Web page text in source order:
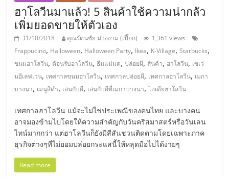
แฟ
รน
ไชส์
พร้อม
ทำเล
สำหรับ
ฮาโลวีนมาแล้ว! 5 สินค้าใช้ความน่ากลัว
เพิ่มยอดขายให้ตัวเอง
31/10/2018 คุณรัตนชัย ม่วงงาม (เปี๊ยก)
1,361 views
Frappucino, Halloween, Halloween Party, Ikea, K-Village,Starbucks,
ขนมฮาโลวีน, ต้อนรับฮาโลวีน,ธีมแม่มด,ปล่อยผี,สินค้า, ฮาโลวีน, เซเว่
นอีเลฟเว่น, เทศกาลขนมฮาโลวีน, เทศกาลปล่อยผี, เทศกาลฮาโลวีน, เมกา
บางนา, เมนูสีดำ, เล่นกับผี, เล่นกับผีที่เมกาบางนา,ไอเดียฮาโลวีน
เทศกาลฮาโลวีน แม้จะไม่ใช่ประเพณีของคนไทย และบางคน
อาจมองข้ามไปโดยให้ความสำคัญกับวันคริสมาสตร์หรือวันเลน
ไทน์มากกว่า แต่ฮาโลวีนก็ยังมีสีสันชวนติดตามโดยเฉพาะภาค
ธุรกิจต่างๆที่ไม่ยอมปล่อยกระแสนี้ให้หลุดมือไปได้ง่ายๆ
Read more